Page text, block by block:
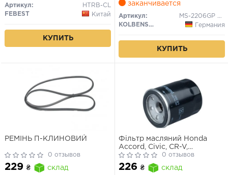
Артикул:
HTRB-CL
FEBEST
Китай
КУПИТЬ
заканчивается
Артикул:
MS-2206GP STD
KOLBENSCHMIDT
Германия
КУПИТЬ
РЕМІНЬ П-КЛИНОВИЙ
0 отзывов
229 ₴ склад
Фільтр масляний Honda
Accord, Civic, CR-V,
CRX/Mazda 3, 60 отзывов
226 ₴
склад